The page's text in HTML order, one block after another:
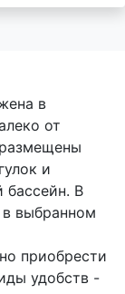
в
от
и
бассейн. В
выбранном
приобрести
удобств -